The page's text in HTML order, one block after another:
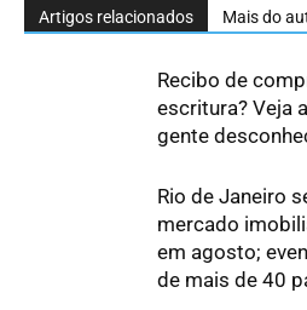
Artigos relacionados Mais do
Recibo de
escritura? Veja
gente
Rio de Janeiro
mercado
em agosto;
de mais de 40